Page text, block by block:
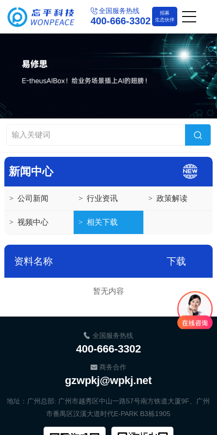
全国服务热线
400-666-3302
招募
生态伙伴
新闻中心
> 公司新闻 > 行业资讯 > 政策解读
> 视频中心 > 相关下载
资料名称 下载
暂无内容
全国服务热线
400-666-3302
商务合作
gzwpkj@wpkj.net
地址：广州总部: 广州市越秀区中山一路57号南方铁道大厦9F、广州
市番禺区汉溪大道时代E-PARK B3栋1905